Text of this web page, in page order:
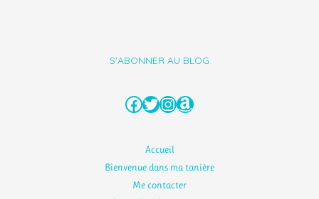
S'ABONNER AU BLOG
Facebook
Twitter
Instagram
Amazon
Accueil
Bienvenue dans ma tanière
Me contacter